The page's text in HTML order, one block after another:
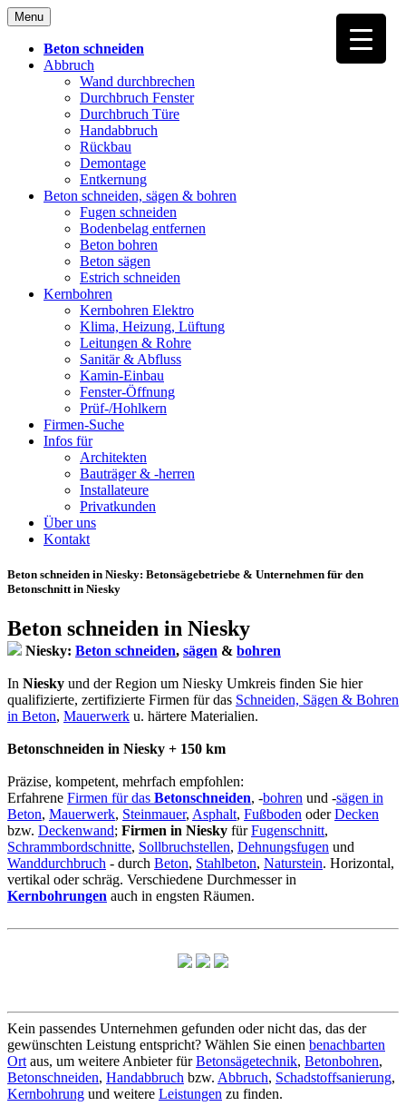
Skip
to
content
Menu
Beton schneiden
Abbruch
Wand durchbrechen
Durchbruch Fenster
Durchbruch Türe
Handabbruch
Rückbau
Demontage
Entkernung
Beton schneiden, sägen & bohren
Fugen schneiden
Bodenbelag entfernen
Beton bohren
Beton sägen
Estrich schneiden
Kernbohren
Kernbohren Elektro
Klima, Heizung, Lüftung
Leitungen & Rohre
Sanitär & Abfluss
Kamin-Einbau
Fenster-Öffnung
Prüf-/Hohlkern
Firmen-Suche
Infos für
Architekten
Bauträger & -herren
Installateure
Privatkunden
Über uns
Kontakt
Beton schneiden in Niesky: Betonsägebetriebe & Unternehmen für den
Betonschnitt in Niesky
Beton schneiden in Niesky
Niesky: Beton schneiden, sägen & bohren
In Niesky und der Region um Niesky Umkreis finden Sie hier
qualifizierte, zertifizierte Firmen für das Schneiden, Sägen & Bohren
in Beton, Mauerwerk u. härtere Materialien.
Betonschneiden in Niesky + 150 km
Präzise, kompetent, mehrfach empfohlen:
Erfahrene Firmen für das Betonschneiden, -bohren und -sägen in
Beton, Mauerwerk, Steinmauer, Asphalt, Fußboden oderDecken
bzw. Deckenwand; Firmen in Niesky fürFugenschnitt,
Schrammbordschnitte, Sollbruchstellen, Dehnungsfugen und
Wanddurchbruch - durch Beton, Stahlbeton, Naturstein. Horizontal,
vertikal oder schräg. Verschiedene Durchmesser in
Kernbohrungen auch in engsten Räumen.
Kein passendes Unternehmen gefunden oder nicht das, das der
gewünschten Leistung entspricht? Wählen Sie einen benachbarten
Ort aus, um weitere Anbieter fürBetonsägetechnik, Betonbohren,
Betonschneiden, Handabbruch bzw. Abbruch, Schadstoffsanierung,
Kernbohrung und weitere Leistungen zu finden.